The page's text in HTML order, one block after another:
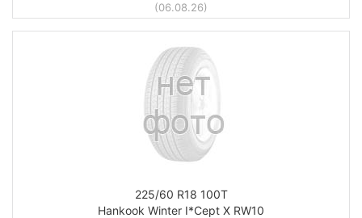
(06.08.26)
225/60 R18 100T
Hankook Winter I*Cept X RW10